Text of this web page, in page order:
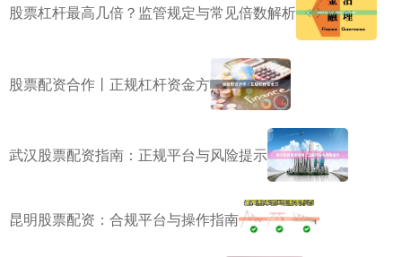
股票杠杆最高几倍？监管规定与常见倍数解析
股票配资合作丨正规杠杆资金方
武汉股票配资指南：正规平台与风险提示
昆明股票配资：合规平台与操作指南